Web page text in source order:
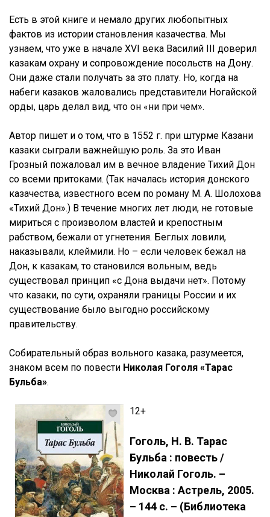
Есть в этой книге и немало других любопытных
фактов из истории становления казачества. Мы
узнаем, что уже в начале XVI века Василий III доверил
казакам охрану и сопровождение посольств на Дону.
Они даже стали получать за это плату. Но, когда на
набеги казаков жаловались представители Ногайской
орды, царь делал вид, что он «ни при чем».
Автор пишет и о том, что в 1552 г. при штурме Казани
казаки сыграли важнейшую роль. За это Иван
Грозный пожаловал им в вечное владение Тихий Дон
со всеми притоками. (Так началась история донского
казачества, известного всем по роману М. А. Шолохова
«Тихий Дон».) В течение многих лет люди, не готовые
мириться с произволом властей и крепостным
рабством, бежали от угнетения. Беглых ловили,
наказывали, клеймили. Но – если человек бежал на
Дон, к казакам, то становился вольным, ведь
существовал принцип «с Дона выдачи нет». Потому
что казаки, по сути, охраняли границы России и их
существование было выгодно российскому
правительству.
Собирательный образ вольного казака, разумеется,
знаком всем по повести Николая Гоголя «Тарас
Бульба».
12+
Гоголь, Н. В. Тарас
Бульба : повесть /
Николай Гоголь. –
Москва : Астрель, 2005.
– 144 с. – (Библиотека